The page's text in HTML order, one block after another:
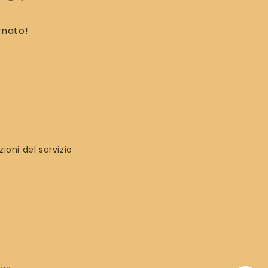
del servizio